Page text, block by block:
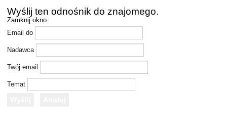
Wyślij ten odnośnik do znajomego.
Zamknij okno
Email do
Nadawca
Twój email
Temat